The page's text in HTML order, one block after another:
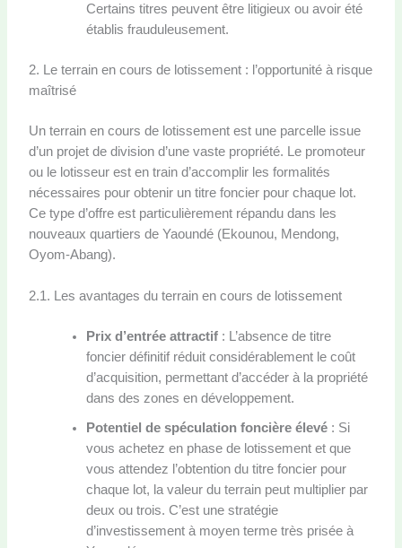
Certains titres peuvent être litigieux ou avoir été
établis frauduleusement.
2. Le terrain en cours de lotissement : l’opportunité à risque
maîtrisé
Un terrain en cours de lotissement est une parcelle issue
d’un projet de division d’une vaste propriété. Le promoteur
ou le lotisseur est en train d’accomplir les formalités
nécessaires pour obtenir un titre foncier pour chaque lot.
Ce type d’offre est particulièrement répandu dans les
nouveaux quartiers de Yaoundé (Ekounou, Mendong,
Oyom-Abang).
2.1. Les avantages du terrain en cours de lotissement
Prix d’entrée attractif: L’absence de titre
foncier définitif réduit considérablement le coût
d’acquisition, permettant d’accéder à la propriété
dans des zones en développement.
Potentiel de spéculation foncière élevé: Si
vous achetez en phase de lotissement et que
vous attendez l’obtention du titre foncier pour
chaque lot, la valeur du terrain peut multiplier par
deux ou trois. C’est une stratégie
d’investissement à moyen terme très prisée à